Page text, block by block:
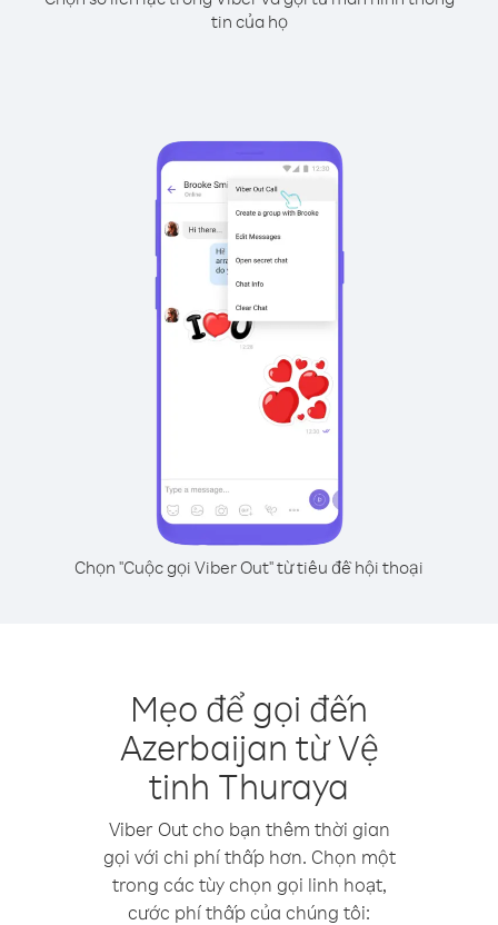
tin của họ
Chọn "Cuộc gọi Viber Out" từ tiêu đề hội thoại
Mẹo để gọi đến
Azerbaijan từ Vệ
tinh Thuraya
Viber Out cho bạn thêm thời gian
gọi với chi phí thấp hơn. Chọn một
trong các tùy chọn gọi linh hoạt,
cước phí thấp của chúng tôi: